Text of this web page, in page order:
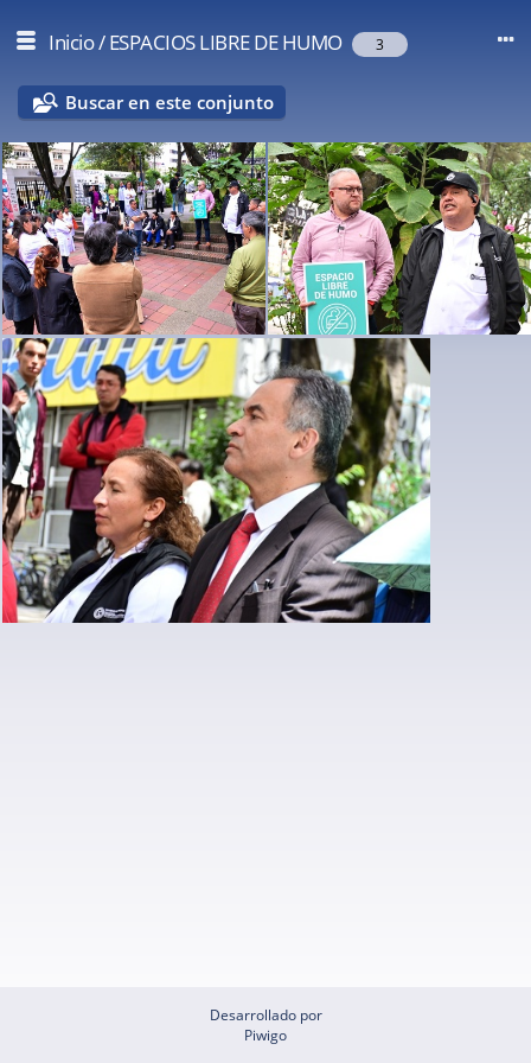
Inicio/ESPACIOS LIBRE DE HUMO 3
Buscar en este conjunto
Desarrollado por
Piwigo